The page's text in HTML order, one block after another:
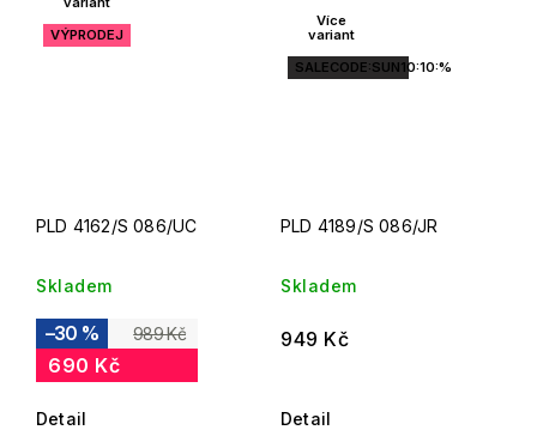
VÝPRODEJ
PLD 4162/S 086/UC
Skladem
989 Kč
–30 %
690 Kč
Detail
Více
variant
SALECODE:SUN10:10:%
PLD 4189/S 086/JR
Skladem
949 Kč
Detail